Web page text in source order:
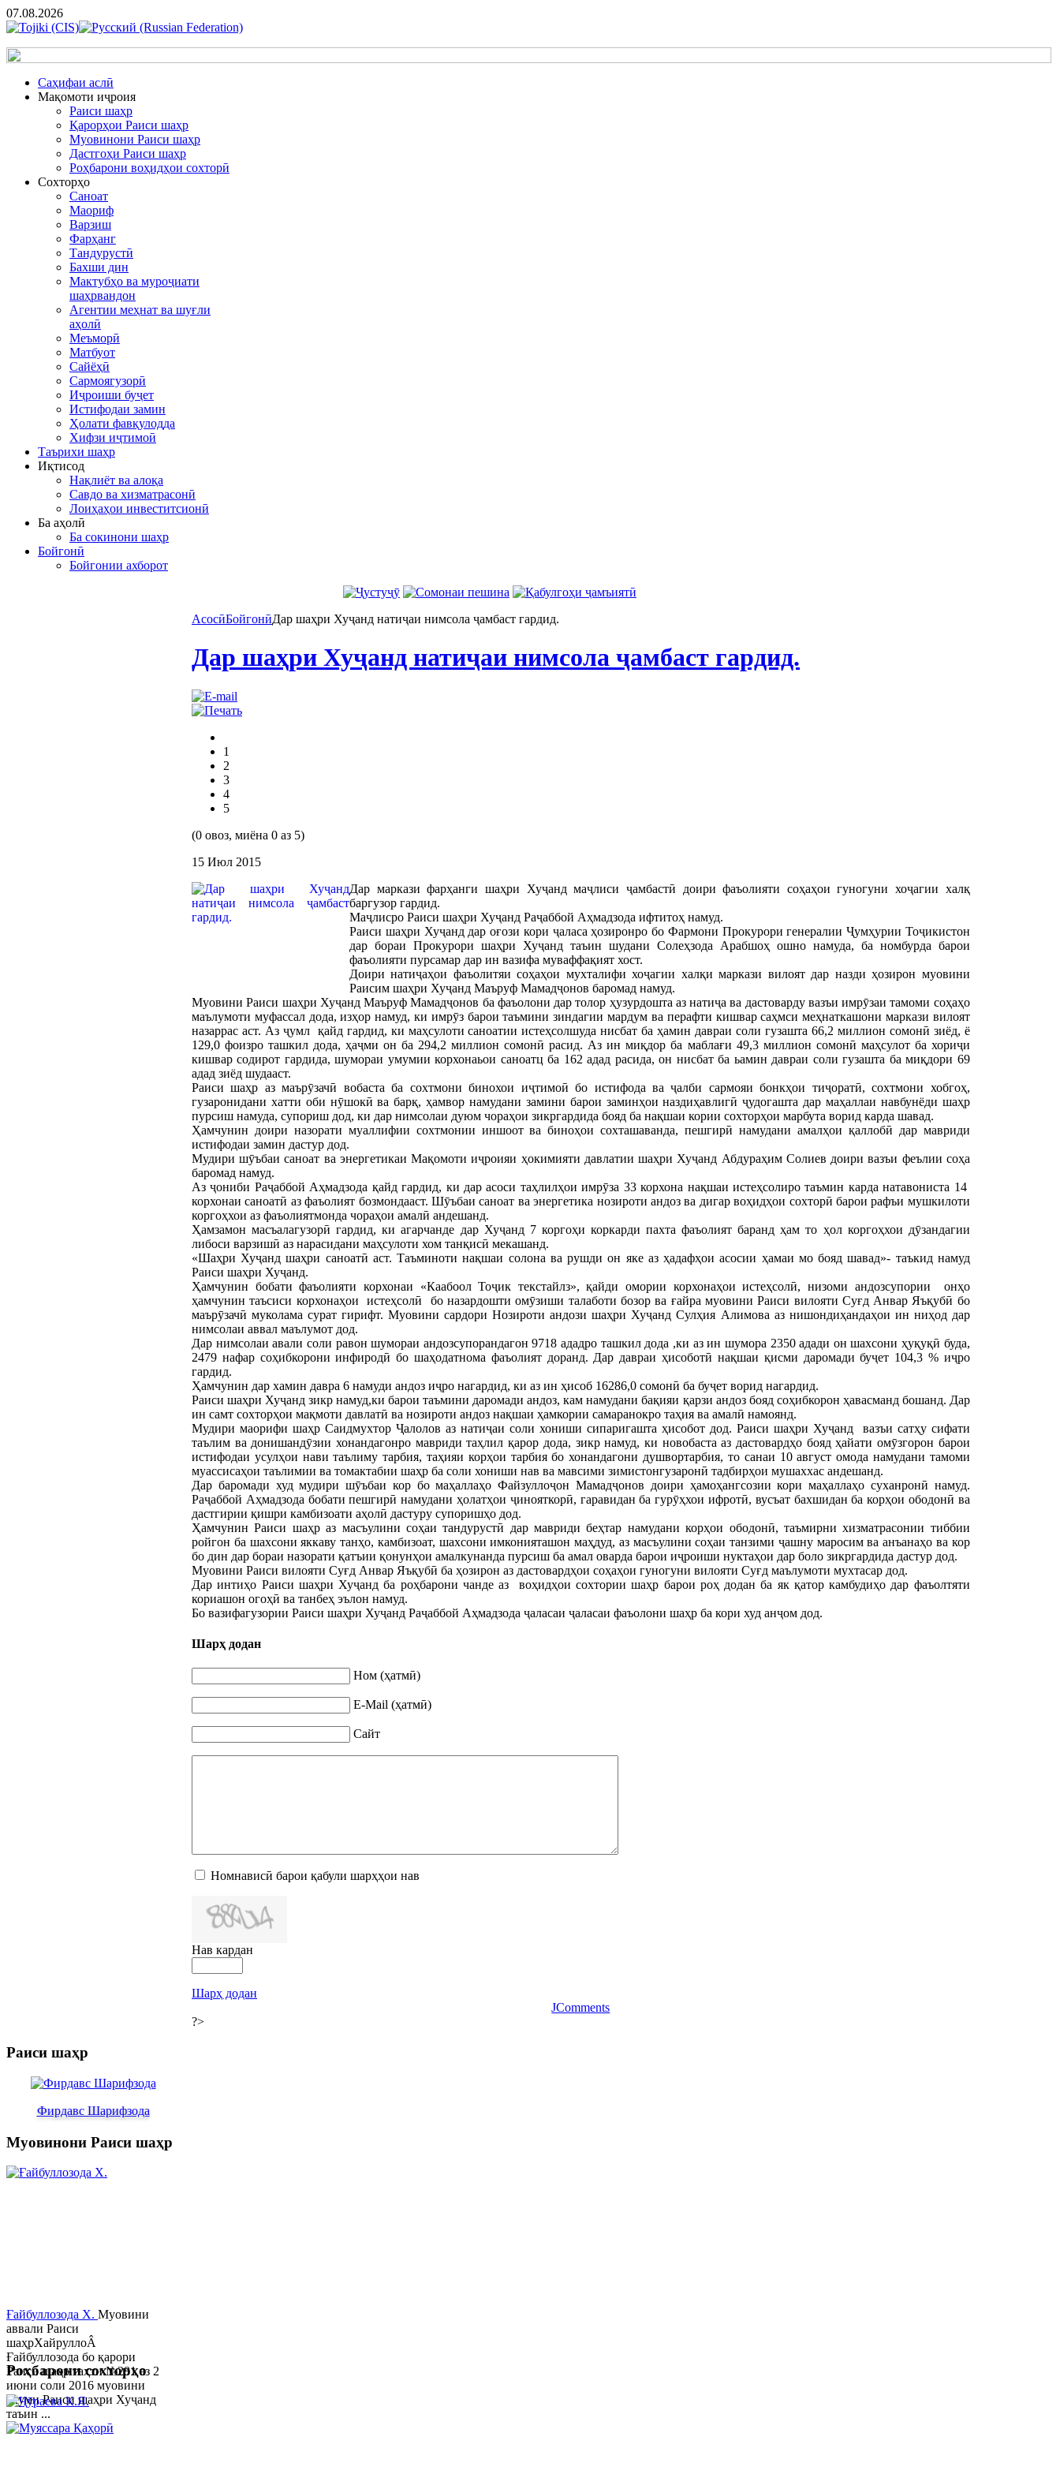
07.08.2026
Cаҳифаи аслӣ
Мақомоти иҷроия
Раиси шаҳр
Қарорҳои Раиси шаҳр
Муовинони Раиси шаҳр
Дастгоҳи Раиси шаҳр
Роҳбарони воҳидҳои сохторӣ
Сохторҳо
Саноат
Маориф
Варзиш
Фарҳанг
Тандурустӣ
Бахши дин
Мактубҳо ва муроҷиати
шаҳрвандон
Агентии меҳнат ва шуғли
аҳолӣ
Меъморӣ
Матбуот
Сайёҳӣ
Сармоягузорӣ
Иҷроиши буҷет
Истифодаи замин
Ҳолати фавқулодда
Хифзи иҷтимоӣ
Таърихи шаҳр
Иқтисод
Нақлиёт ва алоқа
Савдо ва хизматрасонӣ
Лоиҳаҳои инвеститсионӣ
Ба аҳолӣ
Ба сокинони шаҳр
Бойгонӣ
Бойгонии ахборот
АсосӣБойгонӣДар шаҳри Хуҷанд натиҷаи нимсола ҷамбаст гардид.
Дар шаҳри Хуҷанд натиҷаи нимсола ҷамбаст гардид.
1
2
3
4
5
(0 овоз, миёна 0 аз 5)
15 Июл 2015
Дар маркази фарҳанги шаҳри Хуҷанд маҷлиси ҷамбастӣ доири фаъолияти соҳаҳои гуногуни хоҷагии халқ
баргузор гардид.
Маҷлисро Раиси шаҳри Хуҷанд Раҷаббой Аҳмадзода ифтитоҳ намуд.
Раиси шаҳри Хуҷанд дар оғози кори ҷаласа ҳозиронро бо Фармони Прокурори генералии Ҷумҳурии Тоҷикистон
дар бораи Прокурори шаҳри Хуҷанд таъин шудани Солеҳзода Арабшоҳ ошно намуда, ба номбурда барои
фаъолияти пурсамар дар ин вазифа муваффақият хост.
Доири натиҷаҳои фаъолитяи соҳаҳои мухталифи хоҷагии халқи маркази вилоят дар назди ҳозирон муовини
Раисим шаҳри Хуҷанд Маъруф Мамадҷонов баромад намуд.
Муовини Раиси шаҳри Хуҷанд Маъруф Мамадҷонов ба фаъолони дар толор ҳузурдошта аз натиҷа ва дастоварду вазъи имрӯзаи тамоми соҳаҳо
маълумоти муфассал дода, изҳор намуд, ки имрӯз барои таъмини зиндагии мардум ва перафти кишвар саҳмси меҳнаткашони маркази вилоят
назаррас аст. Аз ҷумл қайд гардид, ки маҳсулоти саноатии истеҳсолшуда нисбат ба ҳамин давраи соли гузашта 66,2 миллион сомонӣ зиёд, ё
129,0 фоизро ташкил дода, ҳаҷми он ба 294,2 миллион сомонӣ расид. Аз ин миқдор ба маблағи 49,3 миллион сомонӣ маҳсулот ба хориҷи
кишвар содирот гардида, шумораи умумии корхонаьои саноатц ба 162 адад расида, он нисбат ба ьамин давраи соли гузашта ба миқдори 69
адад зиёд шудааст.
Раиси шаҳр аз маърӯзачӣ вобаста ба сохтмони бинохои иҷтимоӣ бо истифода ва ҷалби сармояи бонкҳои тиҷоратӣ, сохтмони хобгоҳ,
гузаронидани хатти оби нӯшокӣ ва барқ, ҳамвор намудани замини барои заминҳои наздиҳавлигӣ ҷудогашта дар маҳаллаи навбунёди шаҳр
пурсиш намуда, супориш дод, ки дар нимсолаи дуюм чораҳои зикргардида бояд ба нақшаи кории сохторҳои марбута ворид карда шавад.
Ҳамчунин доири назорати муаллифии сохтмонии иншоот ва биноҳои сохташаванда, пешгирӣ намудани амалҳои қаллобӣ дар мавриди
истифодаи замин дастур дод.
Мудири шӯъбаи саноат ва энергетикаи Мақомоти иҷроияи ҳокимияти давлатии шаҳри Хуҷанд Абдураҳим Солиев доири вазъи феълии соҳа
баромад намуд.
Аз ҷониби Раҷаббой Аҳмадзода қайд гардид, ки дар асоси таҳлилҳои имрӯза 33 корхона нақшаи истеҳсолиро таъмин карда натавониста 14
корхонаи саноатӣ аз фаъолият бозмондааст. Шӯъбаи саноат ва энергетика нозироти андоз ва дигар воҳидҳои сохторӣ барои рафъи мушкилоти
коргоҳхои аз фаъолиятмонда чораҳои амалӣ андешанд.
Ҳамзамон масъалагузорӣ гардид, ки агарчанде дар Хуҷанд 7 коргоҳи коркарди пахта фаъолият баранд ҳам то ҳол коргоҳхои дӯзандагии
либоси варзишӣ аз нарасидани маҳсулоти хом танқисӣ мекашанд.
«Шаҳри Хуҷанд шаҳри саноатӣ аст. Таъминоти нақшаи солона ва рушди он яке аз ҳадафҳои асосии ҳамаи мо бояд шавад»- таъкид намуд
Раиси шаҳри Хуҷанд.
Ҳамчунин бобати фаъолияти корхонаи «Каабоол Тоҷик текстайлз», қайди омории корхонаҳои истеҳсолӣ, низоми андозсупории онҳо
ҳамчунин таъсиси корхонаҳои истеҳсолӣ бо назардошти омӯзиши талаботи бозор ва ғайра муовини Раиси вилояти Суғд Анвар Яъқубӣ бо
маърӯзачӣ муколама сурат гирифт. Муовини сардори Нозироти андози шаҳри Хуҷанд Сулҳия Алимова аз нишондиҳандаҳои ин ниҳод дар
нимсолаи аввал маълумот дод.
Дар нимсолаи авали соли равон шумораи андозсупорандагон 9718 ададро ташкил дода ,ки аз ин шумора 2350 адади он шахсони ҳуқуқӣ буда,
2479 нафар соҳибкорони инфиродӣ бо шаҳодатнома фаъолият доранд. Дар давраи ҳисоботӣ нақшаи қисми даромади буҷет 104,3 % иҷро
гардид.
Ҳамчунин дар хамин давра 6 намуди андоз иҷро нагардид, ки аз ин ҳисоб 16286,0 сомонӣ ба буҷет ворид нагардид.
Раиси шаҳри Хуҷанд зикр намуд,ки барои таъмини даромади андоз, кам намудани бақияи қарзи андоз бояд соҳибкорон ҳавасманд бошанд. Дар
ин самт сохторҳои мақмоти давлатӣ ва нозироти андоз нақшаи ҳамкории самаранокро таҳия ва амалӣ намоянд.
Мудири маорифи шаҳр Саидмухтор Ҷалолов аз натиҷаи соли хониши сипаригашта ҳисобот дод. Раиси шаҳри Хуҷанд вазъи сатҳу сифати
таълим ва донишандӯзии хонандагонро мавриди таҳлил қарор дода, зикр намуд, ки новобаста аз дастовардҳо бояд ҳайати омӯзгорон барои
истифодаи усулҳои нави таълиму тарбия, таҳияи корҳои тарбия бо хонандагони душвортарбия, то санаи 10 август омода намудани тамоми
муассисаҳои таълимии ва томактабии шаҳр ба соли хониши нав ва мавсими зимистонгузаронӣ тадбирҳои мушаххас андешанд.
Дар баромади худ мудири шӯъбаи кор бо маҳаллаҳо Файзуллоҷон Мамадҷонов доири ҳамоҳангсозии кори маҳаллаҳо суханронӣ намуд.
Раҷаббой Аҳмадзода бобати пешгирӣ намудани ҳолатҳои ҷинояткорӣ, гаравидан ба гурӯҳхои ифротӣ, вусъат бахшидан ба корҳои ободонӣ ва
дастгирии қишри камбизоати аҳолӣ дастуру супоришҳо дод.
Ҳамчунин Раиси шаҳр аз масъулини соҳаи тандурустӣ дар мавриди беҳтар намудани корҳои ободонӣ, таъмирни хизматрасонии тиббии
ройгон ба шахсони яккаву танҳо, камбизоат, шахсони имконияташон маҳдуд, аз масъулини соҳаи танзими ҷашну маросим ва анъанаҳо ва кор
бо дин дар бораи назорати қатъии қонунҳои амалкунанда пурсиш ба амал оварда барои иҷроиши нуктаҳои дар боло зикргардида дастур дод.
Муовини Раиси вилояти Суғд Анвар Яъқубӣ ба ҳозирон аз дастовардҳои соҳаҳои гуногуни вилояти Суғд маълумоти мухтасар дод.
Дар интиҳо Раиси шаҳри Хуҷанд ба роҳбарони чанде аз воҳидҳои сохтории шаҳр барои роҳ додан ба як қатор камбудиҳо дар фаъолтяти
кориашон огоҳӣ ва танбеҳ эълон намуд.
Бо вазифагузории Раиси шаҳри Хуҷанд Раҷаббой Аҳмадзода ҷаласаи ҷаласаи фаъолони шаҳр ба кори худ анҷом дод.
Шарҳ додан
Ном (ҳатмӣ)
E-Mail (ҳатмӣ)
Сайт
Номнависӣ барои қабули шарҳҳои нав
Нав кардан
Шарҳ додан
JComments
?>
Раиси шаҳр
Фирдавс Шарифзода
Муовинони Раиси шаҳр
Ғайбуллозода Х. Муовини
аввали Раиси
шаҳрХайруллоÂ
Ғайбуллозода бо қарори
Раиси шаҳр таҳти №281 аз 2
июни соли 2016 муовини
якуми Раиси шаҳри Хуҷанд
таъин ...
Роҳбарони сохторҳо